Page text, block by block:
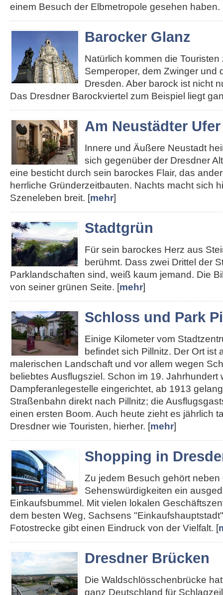
einem Besuch der Elbmetropole gesehen haben.
Barocker Glanz
Natürlich kommen die
Semperoper, dem Zwinger und
Dresden. Aber barock ist nicht
Das Dresdner Barockviertel zum Beispiel liegt
Am Neustädter Ufer
Innere und Äußere Neustadt
sich gegenüber der Dresdner
eine besticht durch sein barockes Flair, das
herrliche Gründerzeitbauten. Nachts macht sich
Szeneleben breit. [mehr]
Stadtgrün
Für sein barockes Herz aus
berühmt. Dass zwei Drittel der
Parklandschaften sind, weiß kaum jemand. Die
von seiner grünen Seite. [mehr]
Schloss und Park
Einige Kilometer vom
befindet sich Pillnitz. Der Ort ist
malerischen Landschaft und vor allem wegen
beliebtes Ausflugsziel. Schon im 19. Jahrhundert
Dampferanlegestelle eingerichtet, ab 1913
Straßenbahn direkt nach Pillnitz; die
einen ersten Boom. Auch heute zieht es jährlich
Dresdner wie Touristen, hierher. [mehr]
Shopping in
Zu jedem Besuch gehört neben
Sehenswürdigkeiten ein
Einkaufsbummel. Mit vielen lokalen
dem besten Weg, Sachsens
Fotostrecke gibt einen Eindruck von der Vielfalt. [
Dresdner Brücken
Die Waldschlösschenbrücke
ganz Deutschland für